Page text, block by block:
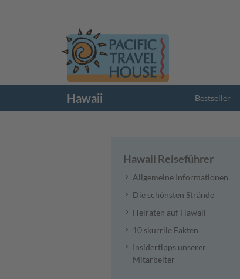
Hawaii Bestseller
Hawaii Reiseführer
Allgemeine Informationen
Die schönsten Strände
Heiraten auf Hawaii
10 skurrile Fakten
Insidertipps unserer
Mitarbeiter